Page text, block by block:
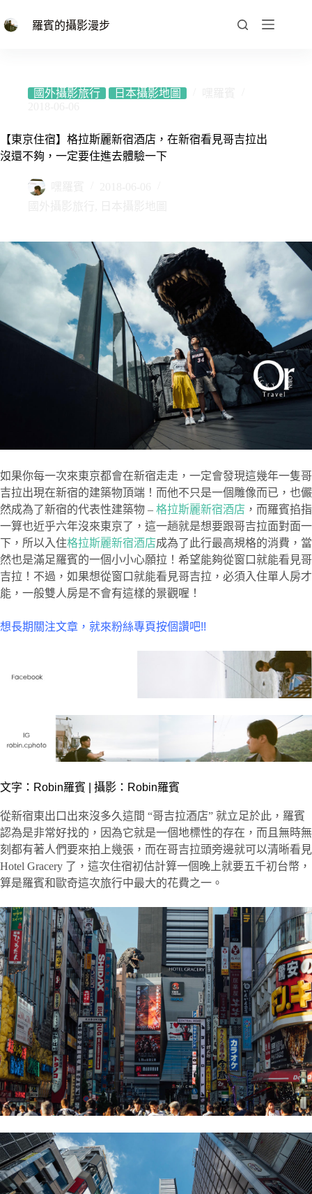
至
羅賓的攝影漫步
國外攝影旅行 日本攝影地圖
【東京住宿】格拉斯麗新宿酒店，在新宿看見哥吉拉出
沒還不夠，一定要住進去體驗一下
如果你每一次來東京都會在新宿走走，一定會發現這幾年一隻哥
吉拉出現在新宿的建築物頂端！而他不只是一個雕像而已，也儼
然成為了新宿的代表性建築物 – 格拉斯麗新宿酒店 ，而羅賓掐指
一算也近乎六年沒來東京了，這一趟就是想要跟哥吉拉面對面一
下，所以入住格拉斯麗新宿酒店成為了此行最高規格的消費，當
然也是滿足羅賓的一個小小心願拉！希望能夠從窗口就能看見哥
吉拉！不過，如果想從窗口就能看見哥吉拉，必須入住單人房才
能，一般雙人房是不會有這樣的景觀喔！
想長期關注文章，就來粉絲專頁按個讚吧!!
文字： Robin羅賓 | 攝影：Robin羅賓
從新宿東出口出來沒多久這間 “哥吉拉酒店” 就立足於此，羅賓
認為是非常好找的，因為它就是一個地標性的存在，而且無時無
刻都有著人們要來拍上幾張，而在哥吉拉頭旁邊就可以清晰看見
Hotel Gracery 了，這次住宿初估計算一個晚上就要五千初台幣，
算是羅賓和歐奇這次旅行中最大的花費之一。